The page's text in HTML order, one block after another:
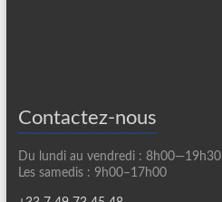
Contactez-nous
Du lundi au vendredi : 8h00—19h30
Les samedis : 9h00–17h00